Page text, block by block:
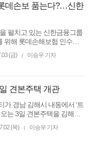
데손보 품는다?…신한
펼치고 있는 신한금융그룹
해 롯데손해보험 인수에
해보험을 품기 위해서 인
(금) | 이승우 기자
견본주택 개관
가 경남 김해시 내동에서 ‘트
는 3일 견본주택을 김해시
해 한국투자부동산신탁이
(목) | 이승우 기자